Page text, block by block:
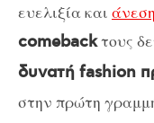
ευελιξία και άνεση
comebackτους
δυνατή fashion
στην πρώτη